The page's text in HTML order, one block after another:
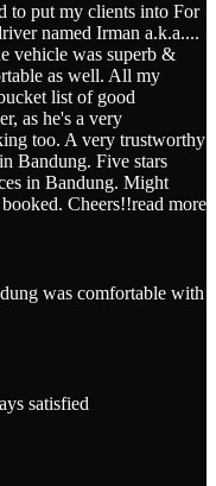
to put my clients into For
named Irman a.k.a....
vehicle was superb &
as well. All my
list of good
as he's a very
too. A very trustworthy
Bandung. Five stars
in Bandung. Might
Cheers!!read more
was comfortable with
satisfied